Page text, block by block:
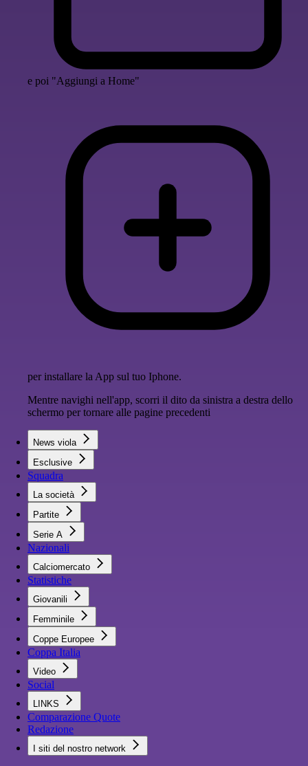
e poi "Aggiungi a Home"
per installare la App sul tuo Iphone.
Mentre navighi nell'app, scorri il dito da sinistra a destra dello
schermo per tornare alle pagine precedenti
News viola
Esclusive
Squadra
La società
Partite
Serie A
Nazionali
Calciomercato
Statistiche
Giovanili
Femminile
Coppe Europee
Coppa Italia
Video
Social
LINKS
Comparazione Quote
Redazione
I siti del nostro network